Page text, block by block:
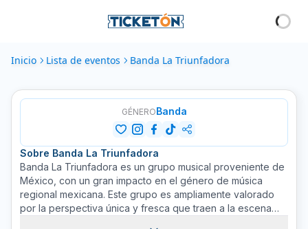
Inicio Lista de eventos Banda La Triunfadora
GÉNEROBanda
Sobre Banda La Triunfadora
Banda La Triunfadora es un grupo musical proveniente de
México, con un gran impacto en el género de música
regional mexicana. Este grupo es ampliamente valorado
por la perspectiva única y fresca que traen a la escena